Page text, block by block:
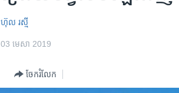
ហ៊ុល រស្មី
03 មេសា 2019
ចែករំលែក